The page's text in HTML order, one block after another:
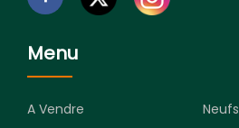
Menu
A Vendre
Neufs